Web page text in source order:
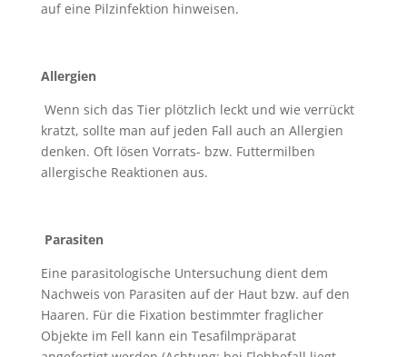
auf eine Pilzinfektion hinweisen.
Allergien
Wenn sich das Tier plötzlich leckt und wie verrückt
kratzt, sollte man auf jeden Fall auch an Allergien
denken. Oft lösen Vorrats- bzw. Futtermilben
allergische Reaktionen aus.
Parasiten
Eine parasitologische Untersuchung dient dem
Nachweis von Parasiten auf der Haut bzw. auf den
Haaren. Für die Fixation bestimmter fraglicher
Objekte im Fell kann ein Tesafilmpräparat